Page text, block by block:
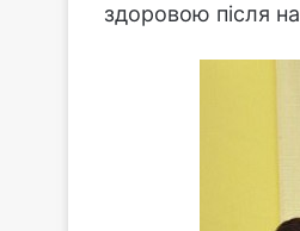
здоровою після